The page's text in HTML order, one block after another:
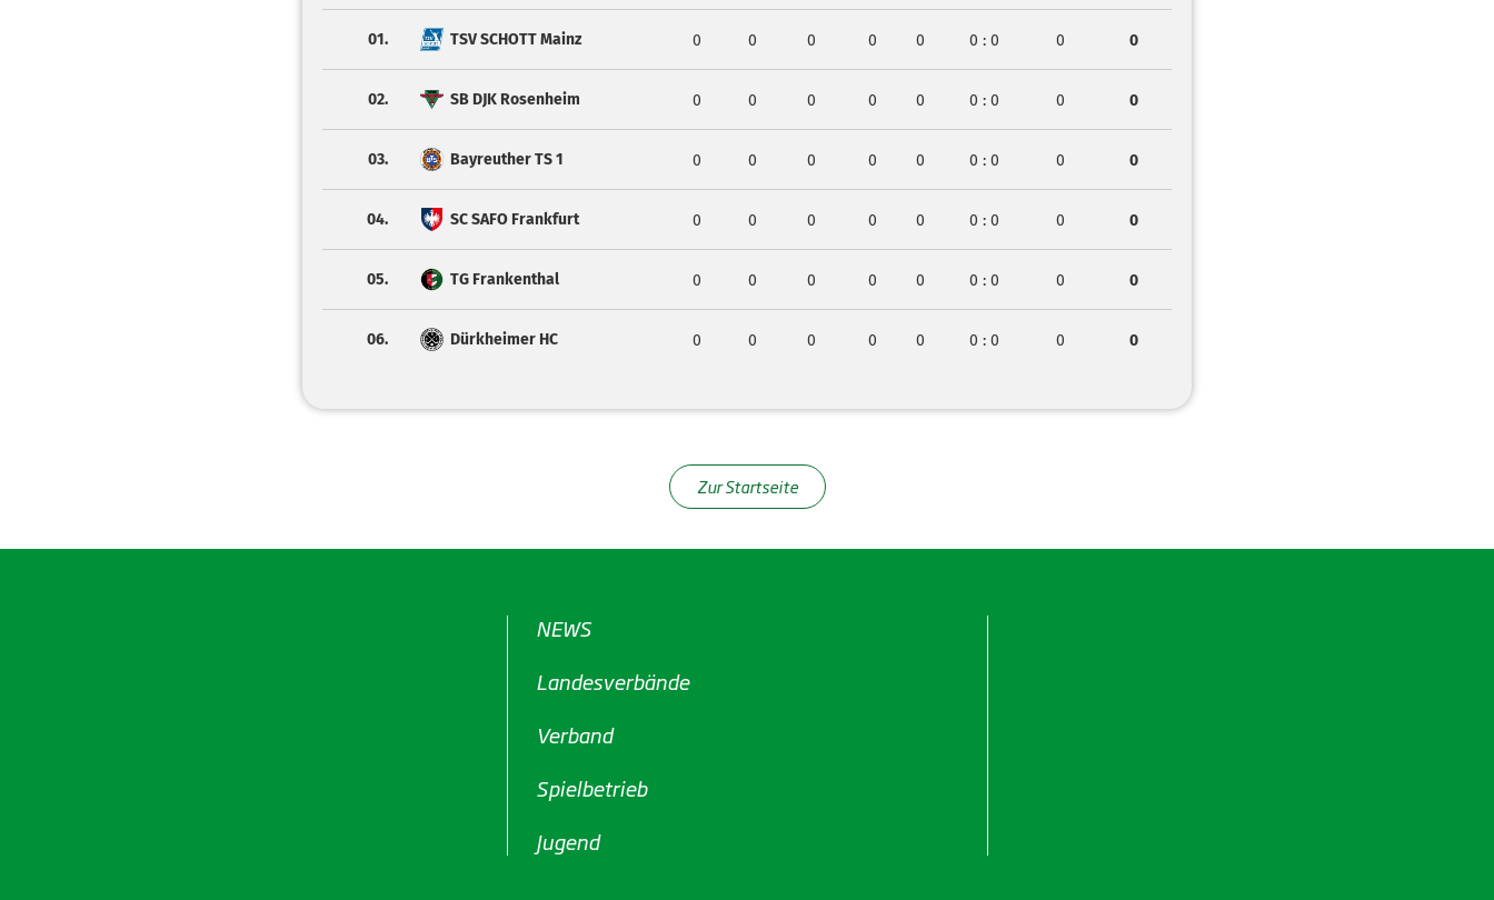
01. TSV SCHOTT Mainz 0 0 0 0 0 0 : 0 0 0
02. SB DJK Rosenheim 0 0 0 0 0 0 : 0 0 0
03. Bayreuther TS 1 0 0 0 0 0 0 : 0 0 0
04. SC SAFO Frankfurt 0 0 0 0 0 0 : 0 0 0
05. TG Frankenthal 0 0 0 0 0 0 : 0 0 0
06. Dürkheimer HC 0 0 0 0 0 0 : 0 0 0
Zur Startseite
NEWS
Landesverbände
Verband
Spielbetrieb
Jugend